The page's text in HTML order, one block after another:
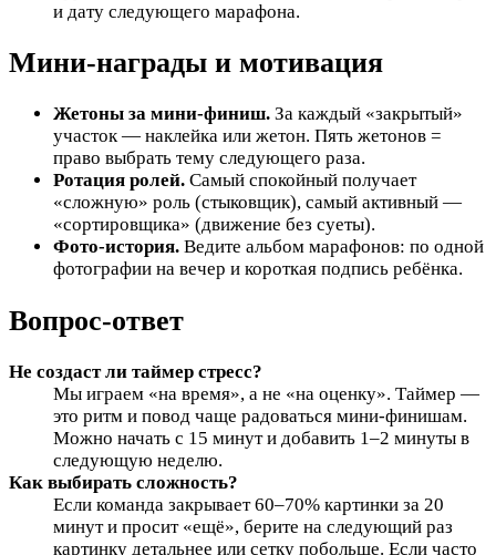
и дату следующего марафона.
Мини-награды и мотивация
Жетоны за мини-финиш. За каждый «закрытый»
участок — наклейка или жетон. Пять жетонов =
право выбрать тему следующего раза.
Ротация ролей. Самый спокойный получает
«сложную» роль (стыковщик), самый активный —
«сортировщика» (движение без суеты).
Фото-история. Ведите альбом марафонов: по одной
фотографии на вечер и короткая подпись ребёнка.
Вопрос-ответ
Не создаст ли таймер стресс?
Мы играем «на время», а не «на оценку». Таймер —
это ритм и повод чаще радоваться мини-финишам.
Можно начать с 15 минут и добавить 1–2 минуты в
следующую неделю.
Как выбирать сложность?
Если команда закрывает 60–70% картинки за 20
минут и просит «ещё», берите на следующий раз
картинку детальнее или сетку побольше. Если часто